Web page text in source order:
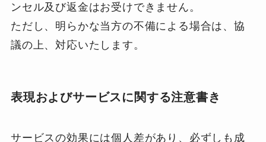
ンセル及び返金はお受けできません。
ただし、明らかな当方の不備による場合は、協
議の上、対応いたします。
表現およびサービスに関する注意書き
サービスの効果には個人差があり、必ずしも成